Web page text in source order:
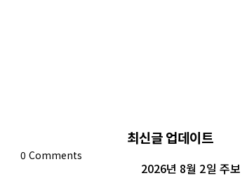
0 Comments
최신글 업데이트
2026년 8월 2일 주보